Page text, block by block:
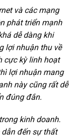
và các mạng
phát triển mạnh
dễ dàng khi
lợi nhuận thu về
cực kỳ linh hoạt
lợi nhuận mang
này cũng rất dễ
đúng đắn.
kinh doanh.
đến sự thất